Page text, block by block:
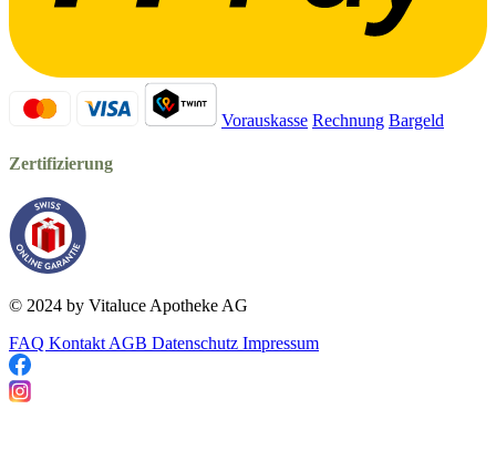
Vorauskasse Rechnung Bargeld
Zertifizierung
© 2024 by Vitaluce Apotheke AG
FAQ Kontakt AGB Datenschutz Impressum